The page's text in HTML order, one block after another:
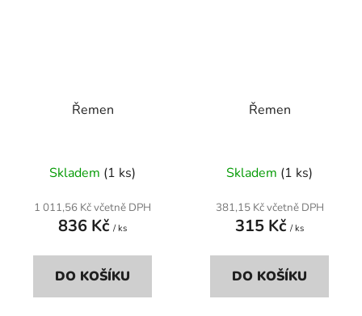
Řemen
Skladem (1 ks)
1 011,56 Kč včetně DPH
836 Kč / ks
DO KOŠÍKU
Řemen
Skladem (1 ks)
381,15 Kč včetně DPH
315 Kč / ks
DO KOŠÍKU